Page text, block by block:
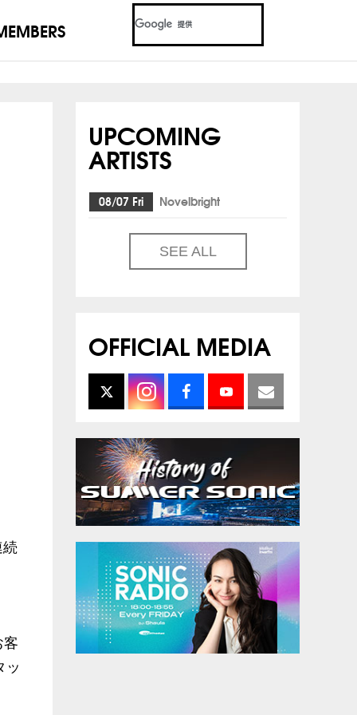
続
客
ッ
UPCOMING
ARTISTS
08/07 Fri Novelbright
SEE ALL
OFFICIAL MEDIA